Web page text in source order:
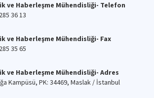
ve Haberleşme Mühendisliği- Telefon
36 13
ve Haberleşme Mühendisliği- Fax
35 65
ve Haberleşme Mühendisliği- Adres
Kampüsü, PK: 34469, Maslak / İstanbul